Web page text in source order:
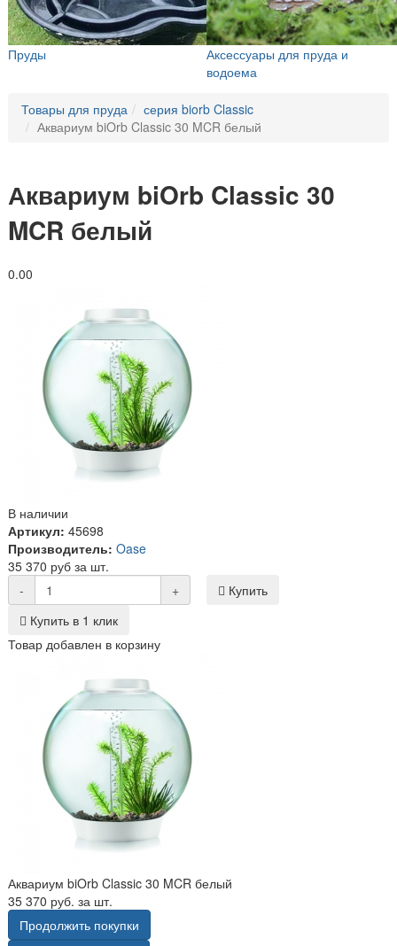
Пруды
Аксессуары для пруда и
водоема
Товары для пруда
серия biorb Classic
Аквариум biOrb Classic 30 MCR белый
Аквариум biOrb Classic 30
MCR белый
0.00
В наличии
Артикул: 45698
Производитель: Oase
35 370 руб за шт.
-
+
Купить
Купить в 1 клик
Товар добавлен в корзину
Аквариум biOrb Classic 30 MCR белый
35 370 руб. за шт.
Продолжить покупки